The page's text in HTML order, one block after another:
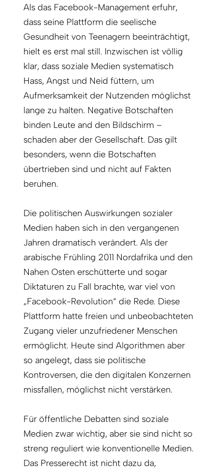
Als das Facebook-Management erfuhr,
dass seine Plattform die seelische
Gesundheit von Teenagern beeinträchtigt,
hielt es erst mal still. Inzwischen ist völlig
klar, dass soziale Medien systematisch
Hass, Angst und Neid füttern, um
Aufmerksamkeit der Nutzenden möglichst
lange zu halten. Negative Botschaften
binden Leute and den Bildschirm –
schaden aber der Gesellschaft. Das gilt
besonders, wenn die Botschaften
übertrieben sind und nicht auf Fakten
beruhen.
Die politischen Auswirkungen sozialer
Medien haben sich in den vergangenen
Jahren dramatisch verändert. Als der
arabische Frühling 2011 Nordafrika und den
Nahen Osten erschütterte und sogar
Diktaturen zu Fall brachte, war viel von
„Facebook-Revolution“ die Rede. Diese
Plattform hatte freien und unbeobachteten
Zugang vieler unzufriedener Menschen
ermöglicht. Heute sind Algorithmen aber
so angelegt, dass sie politische
Kontroversen, die den digitalen Konzernen
missfallen, möglichst nicht verstärken.
Für öffentliche Debatten sind soziale
Medien zwar wichtig, aber sie sind nicht so
streng reguliert wie konventionelle Medien.
Das Presserecht ist nicht dazu da,